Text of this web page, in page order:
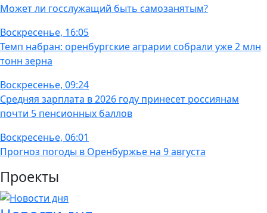
Может ли госслужащий быть самозанятым?
Воскресенье, 16:05
Темп набран: оренбургские аграрии собрали уже 2 млн
тонн зерна
Воскресенье, 09:24
Средняя зарплата в 2026 году принесет россиянам
почти 5 пенсионных баллов
Воскресенье, 06:01
Прогноз погоды в Оренбуржье на 9 августа
Проекты